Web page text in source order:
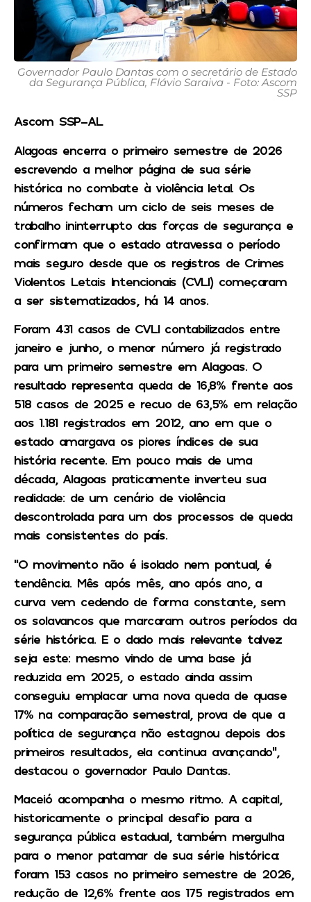
Governador Paulo Dantas com o secretário de Estado
da Segurança Pública, Flávio Saraiva - Foto: Ascom
SSP
Ascom SSP-AL
Alagoas encerra o primeiro semestre de 2026
escrevendo a melhor página de sua série
histórica no combate à violência letal. Os
números fecham um ciclo de seis meses de
trabalho ininterrupto das forças de segurança e
confirmam que o estado atravessa o período
mais seguro desde que os registros de Crimes
Violentos Letais Intencionais (CVLI) começaram
a ser sistematizados, há 14 anos.
Foram 431 casos de CVLI contabilizados entre
janeiro e junho, o menor número já registrado
para um primeiro semestre em Alagoas. O
resultado representa queda de 16,8% frente aos
518 casos de 2025 e recuo de 63,5% em relação
aos 1.181 registrados em 2012, ano em que o
estado amargava os piores índices de sua
história recente. Em pouco mais de uma
década, Alagoas praticamente inverteu sua
realidade: de um cenário de violência
descontrolada para um dos processos de queda
mais consistentes do país.
“O movimento não é isolado nem pontual, é
tendência. Mês após mês, ano após ano, a
curva vem cedendo de forma constante, sem
os solavancos que marcaram outros períodos da
série histórica. E o dado mais relevante talvez
seja este: mesmo vindo de uma base já
reduzida em 2025, o estado ainda assim
conseguiu emplacar uma nova queda de quase
17% na comparação semestral, prova de que a
política de segurança não estagnou depois dos
primeiros resultados, ela continua avançando”,
destacou o governador Paulo Dantas.
Maceió acompanha o mesmo ritmo. A capital,
historicamente o principal desafio para a
segurança pública estadual, também mergulha
para o menor patamar de sua série histórica:
foram 153 casos no primeiro semestre de 2026,
redução de 12,6% frente aos 175 registrados em